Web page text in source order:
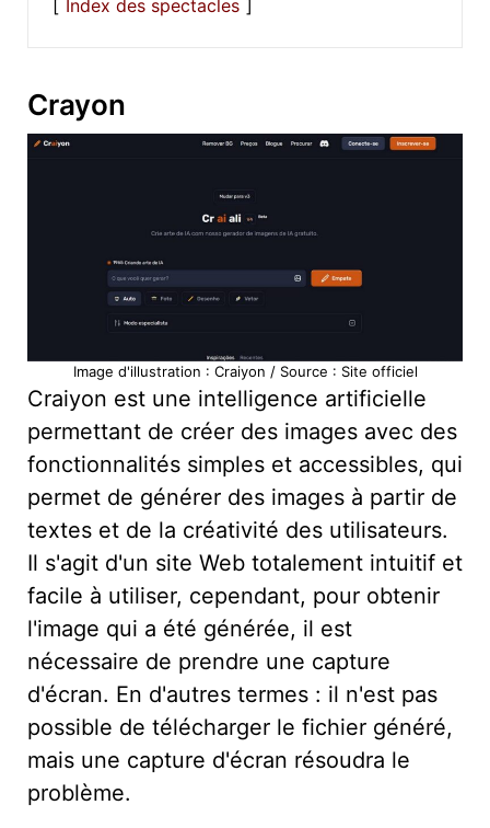
Index des spectacles
Crayon
Image d'illustration : Craiyon / Source : Site officiel
Craiyon est une intelligence artificielle
permettant de créer des images avec des
fonctionnalités simples et accessibles, qui
permet de générer des images à partir de
textes et de la créativité des utilisateurs.
Il s'agit d'un site Web totalement intuitif et
facile à utiliser, cependant, pour obtenir
l'image qui a été générée, il est
nécessaire de prendre une capture
d'écran. En d'autres termes : il n'est pas
possible de télécharger le fichier généré,
mais une capture d'écran résoudra le
problème.